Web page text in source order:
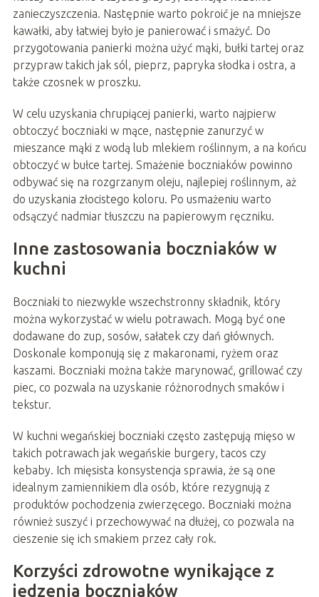
zanieczyszczenia. Następnie warto pokroić je na mniejsze
kawałki, aby łatwiej było je panierować i smażyć. Do
przygotowania panierki można użyć mąki, bułki tartej oraz
przypraw takich jak sól, pieprz, papryka słodka i ostra, a
także czosnek w proszku.
W celu uzyskania chrupiącej panierki, warto najpierw
obtoczyć boczniaki w mące, następnie zanurzyć w
mieszance mąki z wodą lub mlekiem roślinnym, a na końcu
obtoczyć w bułce tartej. Smażenie boczniaków powinno
odbywać się na rozgrzanym oleju, najlepiej roślinnym, aż
do uzyskania złocistego koloru. Po usmażeniu warto
odsączyć nadmiar tłuszczu na papierowym ręczniku.
Inne zastosowania boczniaków w
kuchni
Boczniaki to niezwykle wszechstronny składnik, który
można wykorzystać w wielu potrawach. Mogą być one
dodawane do zup, sosów, sałatek czy dań głównych.
Doskonale komponują się z makaronami, ryżem oraz
kaszami. Boczniaki można także marynować, grillować czy
piec, co pozwala na uzyskanie różnorodnych smaków i
tekstur.
W kuchni wegańskiej boczniaki często zastępują mięso w
takich potrawach jak wegańskie burgery, tacos czy
kebaby. Ich mięsista konsystencja sprawia, że są one
idealnym zamiennikiem dla osób, które rezygnują z
produktów pochodzenia zwierzęcego. Boczniaki można
również suszyć i przechowywać na dłużej, co pozwala na
cieszenie się ich smakiem przez cały rok.
Korzyści zdrowotne wynikające z
jedzenia boczniaków